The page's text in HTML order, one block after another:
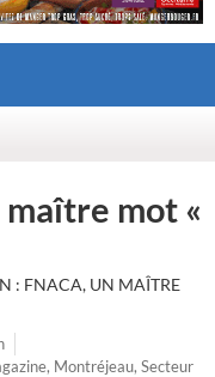
maître mot «
: FNACA, UN MAÎTRE
, Montréjeau, Secteur